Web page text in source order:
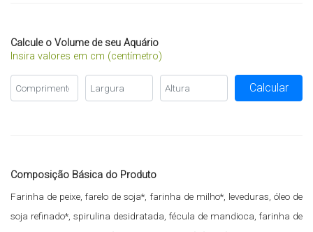
Calcule o Volume de seu Aquário
Insira valores em cm (centímetro)
Calcular
Composição Básica do Produto
Farinha de peixe, farelo de soja*, farinha de milho*, leveduras, óleo de
soja refinado*, spirulina desidratada, fécula de mandioca, farinha de